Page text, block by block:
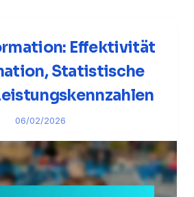
Effektivität
Statistische
06/02/2026